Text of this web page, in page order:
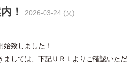
！ 2026-03-24 (火)
致しました！
ましては、下記ＵＲＬよりご確認いただ